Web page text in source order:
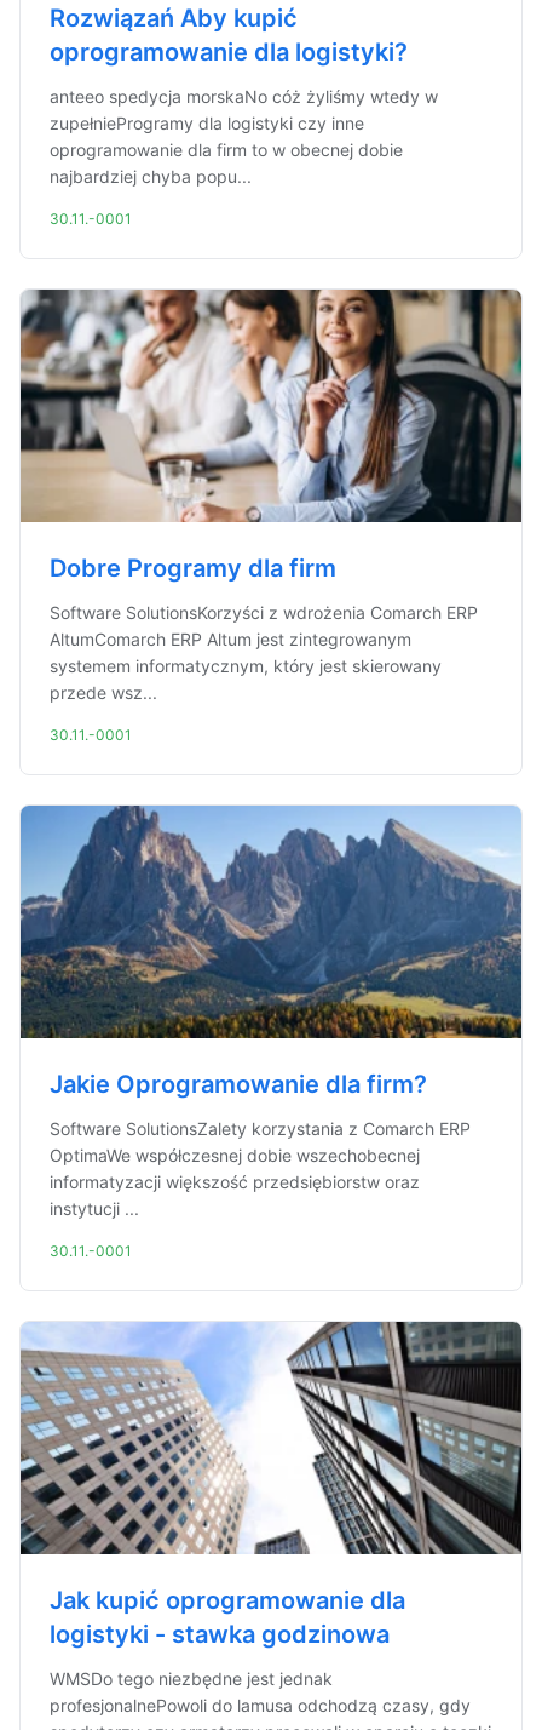
Rozwiązań Aby kupić
oprogramowanie dla logistyki?
anteeo spedycja morskaNo cóż żyliśmy wtedy w
zupełnieProgramy dla logistyki czy inne
oprogramowanie dla firm to w obecnej dobie
najbardziej chyba popu...
30.11.-0001
Dobre Programy dla firm
Software SolutionsKorzyści z wdrożenia Comarch ERP
AltumComarch ERP Altum jest zintegrowanym
systemem informatycznym, który jest skierowany
przede wsz...
30.11.-0001
Jakie Oprogramowanie dla firm?
Software SolutionsZalety korzystania z Comarch ERP
OptimaWe współczesnej dobie wszechobecnej
informatyzacji większość przedsiębiorstw oraz
instytucji ...
30.11.-0001
Jak kupić oprogramowanie dla
logistyki - stawka godzinowa
WMSDo tego niezbędne jest jednak
profesjonalnePowoli do lamusa odchodzą czasy, gdy